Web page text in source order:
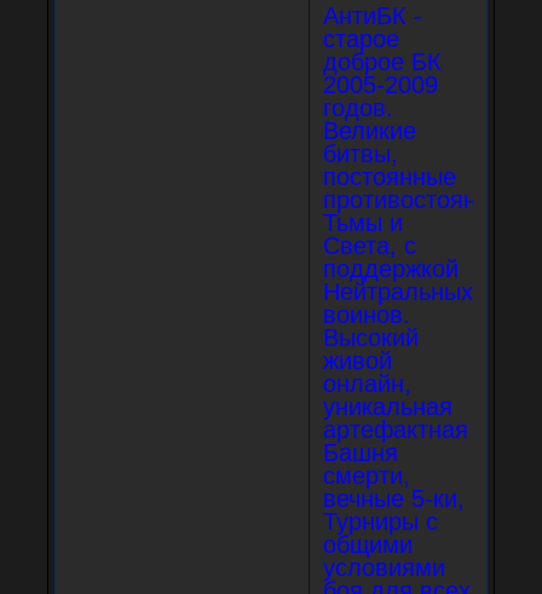
АнтиБК -
старое
доброе БК
2005-2009
годов.
Великие
битвы,
постоянные
противостояния
Тьмы и
Света, с
поддержкой
Нейтральных
воинов.
Высокий
живой
онлайн,
уникальная
артефактная
Башня
смерти,
вечные 5-ки,
Турниры с
общими
условиями